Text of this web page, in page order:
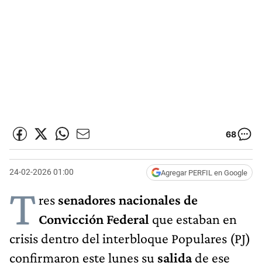
68
24-02-2026 01:00 Agregar PERFIL en Google
Tres senadores nacionales de
Convicción Federal que estaban en
crisis dentro del interbloque Populares (PJ)
confirmaron este lunes su salidade ese